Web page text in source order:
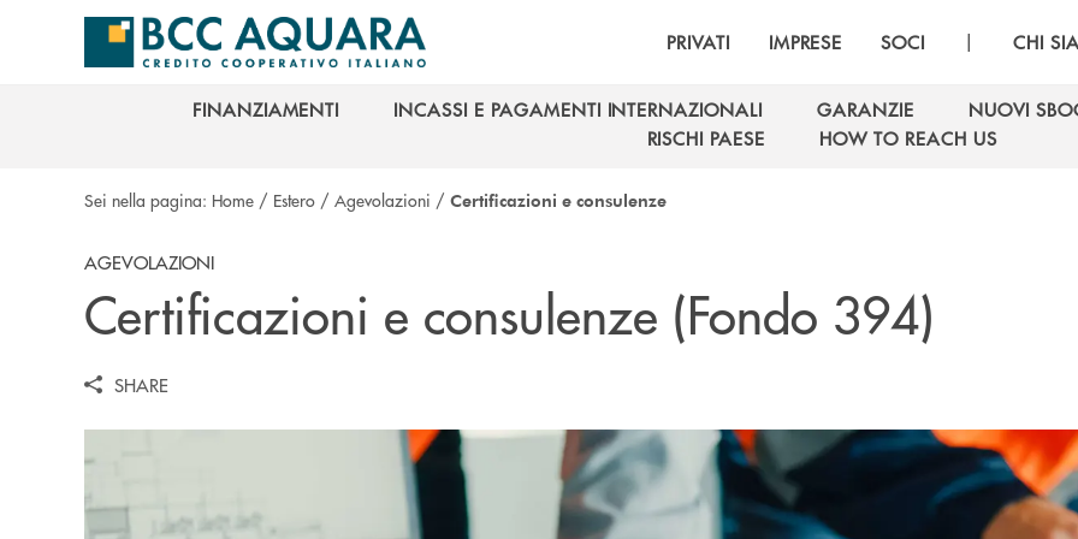
Salta al contenuto principale
PRIVATI IMPRESE SOCI | CHI
FINANZIAMENTI
INCASSI E PAGAMENTI INTERNAZIONALI
INCASSI E PAGAMENTI INTERNAZIONALI
GARANZIE
GARANZIE
NUOVI
NUOVI
RISCHI PAESE
HOW TO REACH US
Sei nella pagina: Home / Estero / Agevolazioni / Certificazioni e consulenze
AGEVOLAZIONI
Certificazioni e consulenze (Fondo 394)
SHARE